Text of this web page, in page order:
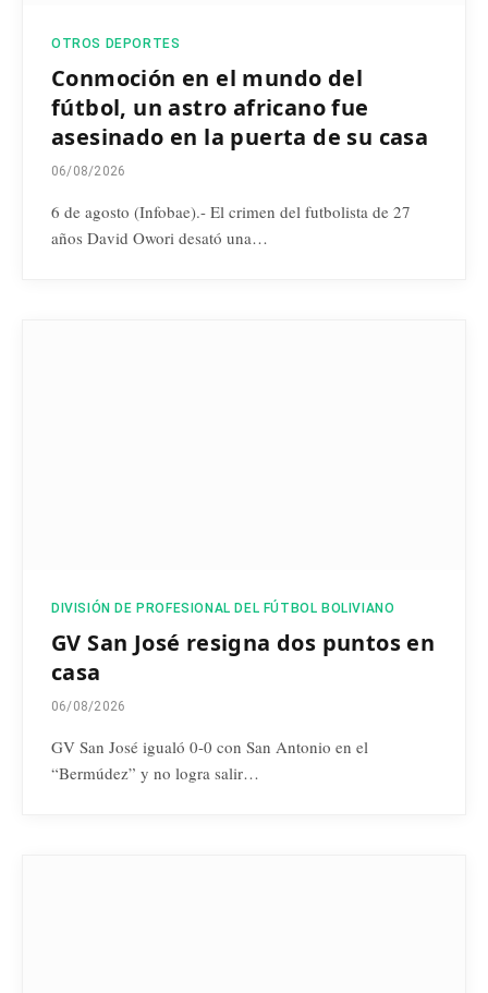
OTROS DEPORTES
Conmoción en el mundo del
fútbol, un astro africano fue
asesinado en la puerta de su casa
06/08/2026
6 de agosto (Infobae).- El crimen del futbolista de 27
años David Owori desató una…
DIVISIÓN DE PROFESIONAL DEL FÚTBOL BOLIVIANO
GV San José resigna dos puntos en
casa
06/08/2026
GV San José igualó 0-0 con San Antonio en el
“Bermúdez” y no logra salir…